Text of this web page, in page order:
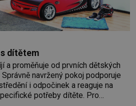
dítětem
a proměňuje od prvních dětských
navržený pokoj podporuje
i odpočinek a reaguje na
potřeby dítěte. Pro